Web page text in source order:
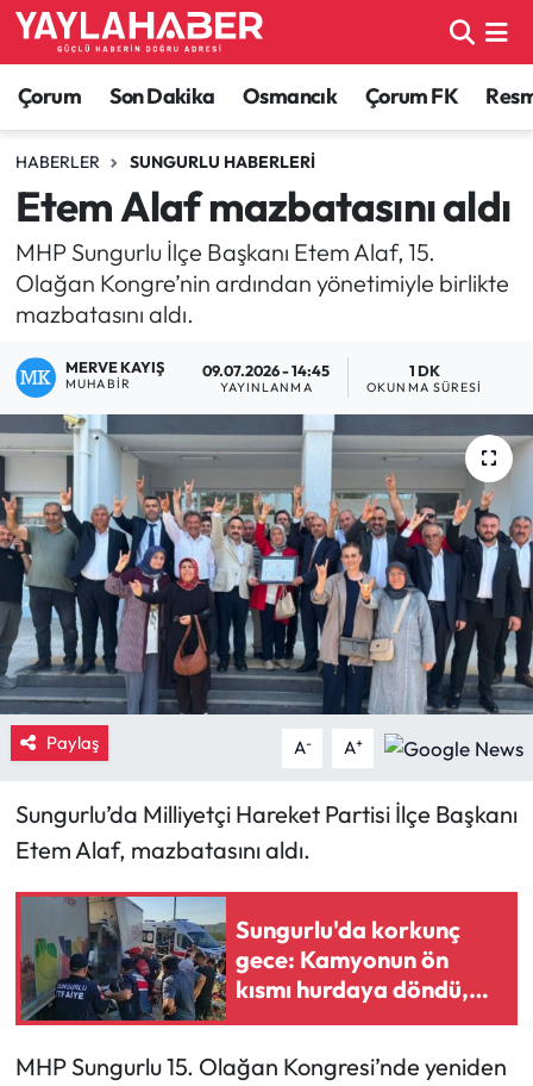
Çorum Son Dakika Osmancık Çorum FK
HABERLER SUNGURLU HABERLERI
Etem Alaf mazbatasını aldı
MHP Sungurlu İlçe Başkanı Etem Alaf, 15.
Olağan Kongre’nin ardından yönetimiyle birlikte
mazbatasını aldı.
MERVE KAYIŞ
MUHABIR
09.07.2026 - 14:45
YAYINLANMA
1 DK
OKUNMA SÜRESI
Paylaş A- A+
Sungurlu’da Milliyetçi Hareket Partisi İlçe Başkanı
Etem Alaf, mazbatasını aldı.
Sungurlu'da korkunç
gece: Kamyonun ön
kısmı hurdaya döndü,
sürücü hayatını
MHP Sungurlu 15. Olağan Kongresi’nde yeniden
Alaca Haberleri
Bayat Haberleri
Bilgi - Keşfet Haberleri
Bilim ve Teknoloji
Çorum Haberleri
Çorum Son Dakika Haberleri
Dodurga Haberleri
Eğitim
Ekonomi
Güncel
İskilip Haberleri
Kargı Haberleri
Kültür Sanat
Laçin Haberleri
Magazin
Çorum Nöbetçi Eczaneler
Çorum Hava Durumu
Çorum Namaz Vakitleri
Çorum Trafik Yoğunluk Haritası
Tüm Manşetler
Son Dakika Haberleri
Haber Arşivi